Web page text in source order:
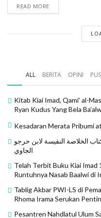
dikenal dengan Ibnu
Silakan lihat jilid 2
bernama Abna’ al-
Kedua: Kitab ini
yang bertepatan dengan
Yusuf Jamalullail al-
2022 Masehi. Kitab ini
ahli nasab dan ulama
ulama dari keluarga
as-Sakran, asy-Sjilli,
READ MORE
ALL BERITA OPINI
Kitab Kiai Imad, Qami’ al-
Ryan Kudus Yang Bela
Kesadaran Merata Pribumi
الخلاصة النفيسة لابن حرجو
الجاوي
Telah Terbit Buku Kiai Imad
Runtuhnya Nasab Baalwi di
Tablig Akbar PWI-LS di
Rhoma Irama Serukan
Pesantren Nahdlatul Ulum